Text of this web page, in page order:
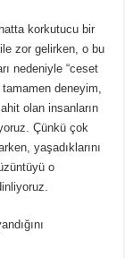
korkutucu bir
zor gelirken, o bu
nedeniyle “ceset
deneyim,
olan insanların
Çünkü çok
yaşadıklarını
o